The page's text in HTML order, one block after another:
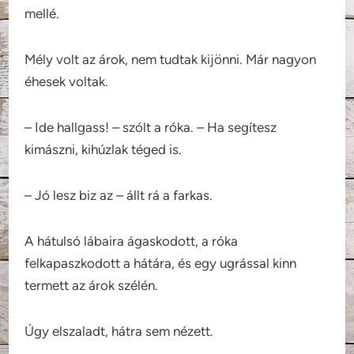
mellé.
Mély volt az árok, nem tudtak kijönni. Már nagyon
éhesek voltak.
– Ide hallgass! – szólt a róka. – Ha segítesz
kimászni, kihúzlak téged is.
– Jó lesz biz az – állt rá a farkas.
A hátulsó lábaira ágaskodott, a róka
felkapaszkodott a hátára, és egy ugrással kinn
termett az árok szélén.
Úgy elszaladt, hátra sem nézett.